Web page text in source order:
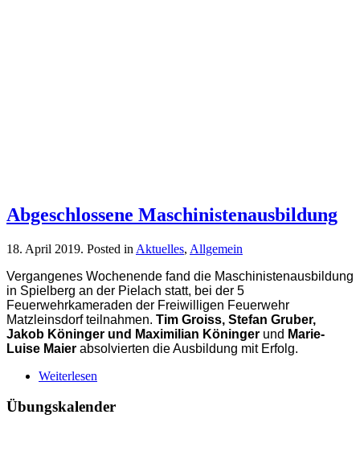
Abgeschlossene Maschinistenausbildung
18. April 2019. Posted in Aktuelles, Allgemein
Vergangenes Wochenende fand die Maschinistenausbildung
in Spielberg an der Pielach statt, bei der 5
Feuerwehrkameraden der Freiwilligen Feuerwehr
Matzleinsdorf teilnahmen. Tim Groiss, Stefan Gruber,
Jakob Köninger und Maximilian Köninger und Marie-
Luise Maier absolvierten die Ausbildung mit Erfolg.
Weiterlesen
Übungskalender